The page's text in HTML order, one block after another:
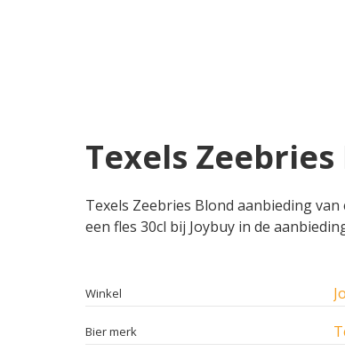
Texels
Texels Zeebries Blond aanbieding
een fles 30cl bij Joybuy in de
Winkel
Bier merk